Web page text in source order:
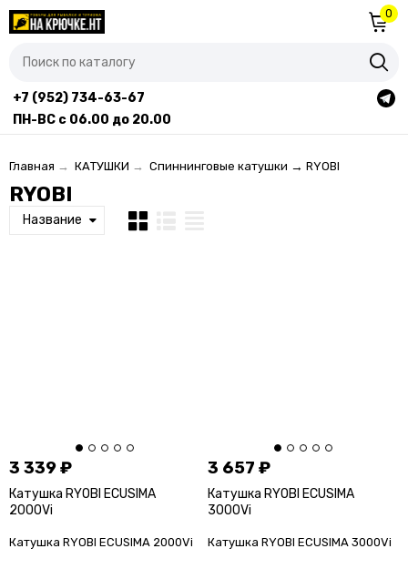
0
+7 (952) 734-63-67
ПН-ВС с 06.00 до 20.00
Главная → КАТУШКИ → Спиннинговые катушки → RYOBI
RYOBI
Название
3 339₽
Катушка RYOBI ECUSIMA
2000Vi
Катушка RYOBI ECUSIMA 2000Vi
3 657₽
Катушка RYOBI ECUSIMA
3000Vi
Катушка RYOBI ECUSIMA 3000Vi